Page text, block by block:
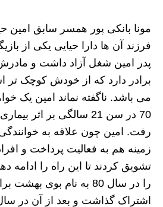
مونا بانکی پور همسر سابق امین
فرزند آن ها دارا حیایی یکی از
پدر امین شغل آزاد داشت و مادرش
برادر دارد که از خودش کوچک تر
می باشد. ناگفته نماند امین یک
70 در سن 21 سالگی بر اثر
رفت. امین چون علاقه به
زمینه هم به فعالیت پرداخت و
تشویق کردند تا این راه را ادامه
را در سال 80 به نام بوی